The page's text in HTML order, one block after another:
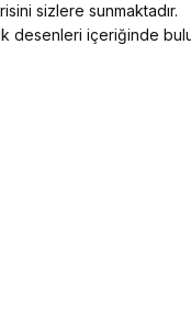
sizlere sunmaktadır.
içeriğinde